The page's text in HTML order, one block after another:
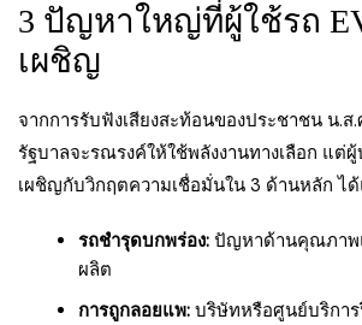
3 ปัญหาใหญ่ที่ผู้ใช้รถ
เผชิญ
จากการรับฟังเสียงสะท้อนของประชาชน น.
รัฐบาลจะรณรงค์ให้ใช้พลังงานทางเลือก แต่
เผชิญกับวิกฤตความเชื่อมั่นใน 3 ด้านหลัก ไ
รถชำรุดบกพร่อง: ปัญหาด้านคุณภาพ
ผลิต
การถูกลอยแพ: บริษัทหรือศูนย์บริกา